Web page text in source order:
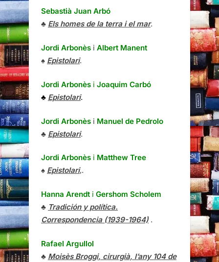
Sebastià Juan Arbó
♣ Els homes de la terra i el mar.
Jordi Arbonès i Albert Manent
♠ Epistolari.
Jordi Arbonès i Joaquim Carbó
♣ Epistolari.
Jordi Arbonès i Manuel de Pedrolo
♣ Epistolari.
Jordi Arbonès i Matthew Tree
♠ Epistolari,.
Hanna Arendt i Gershom Scholem
♣ Tradición y política.
Correspondencia (1939-1964) .
Rafael Argullol
♣ Moisès Broggi, cirurgià, l’any 104 de